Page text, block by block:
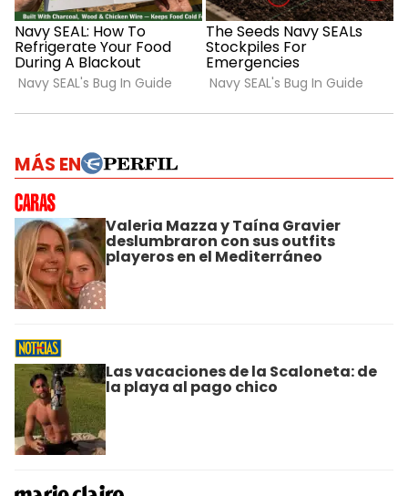
MÁS EN
Valeria Mazza y Taína Gravier
deslumbraron con sus outfits
playeros en el Mediterráneo
Las vacaciones de la Scaloneta: de
la playa al pago chico